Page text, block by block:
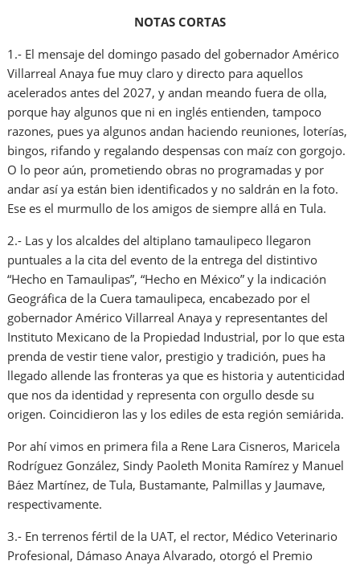
NOTAS CORTAS
1.- El mensaje del domingo pasado del gobernador Américo
Villarreal Anaya fue muy claro y directo para aquellos
acelerados antes del 2027, y andan meando fuera de olla,
porque hay algunos que ni en inglés entienden, tampoco
razones, pues ya algunos andan haciendo reuniones, loterías,
bingos, rifando y regalando despensas con maíz con gorgojo.
O lo peor aún, prometiendo obras no programadas y por
andar así ya están bien identificados y no saldrán en la foto.
Ese es el murmullo de los amigos de siempre allá en Tula.
2.- Las y los alcaldes del altiplano tamaulipeco llegaron
puntuales a la cita del evento de la entrega del distintivo
“Hecho en Tamaulipas”, “Hecho en México” y la indicación
Geográfica de la Cuera tamaulipeca, encabezado por el
gobernador Américo Villarreal Anaya y representantes del
Instituto Mexicano de la Propiedad Industrial, por lo que esta
prenda de vestir tiene valor, prestigio y tradición, pues ha
llegado allende las fronteras ya que es historia y autenticidad
que nos da identidad y representa con orgullo desde su
origen. Coincidieron las y los ediles de esta región semiárida.
Por ahí vimos en primera fila a Rene Lara Cisneros, Maricela
Rodríguez González, Sindy Paoleth Monita Ramírez y Manuel
Báez Martínez, de Tula, Bustamante, Palmillas y Jaumave,
respectivamente.
3.- En terrenos fértil de la UAT, el rector, Médico Veterinario
Profesional, Dámaso Anaya Alvarado, otorgó el Premio